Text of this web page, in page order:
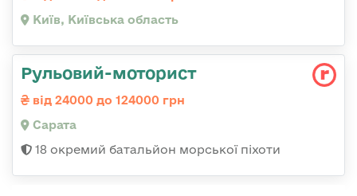
Київ, Київська область
Рульовий-моторист
від 24000 до 124000 грн
Сарата
18 окремий батальйон морської піхоти